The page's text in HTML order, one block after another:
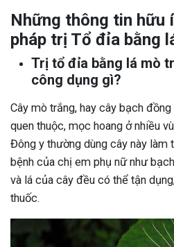
Những thông tin hữu
pháp trị Tổ đỉa bằng
Trị tổ đỉa bằng lá mò
công dụng gì?
Cây mò trắng, hay cây bạch
quen thuộc, mọc hoang ở nhiều
Đông y thường dùng cây này làm
bệnh của chị em phụ nữ như
và lá của cây đều có thể tận
thuốc.